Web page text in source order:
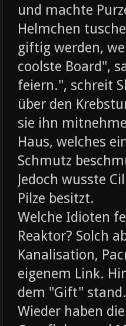
und machte
Helmchen
giftig werden,
coolste Board",
feiern.", schreit
über den
sie ihn
Haus, welches
Schmutz
Jedoch wusste
Pilze besitzt.
Welche Idioten
Reaktor? Solch
Kanalisation,
eigenem Link.
dem "Gift" stand.
Wieder haben